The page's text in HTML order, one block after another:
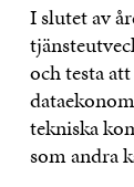
I slutet av
och testa
tekniska
som andra